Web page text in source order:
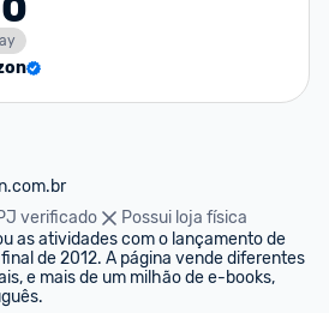
verificado
Possui loja física
as atividades com o lançamento de
de 2012. A página vende diferentes
e mais de um milhão de e-books,